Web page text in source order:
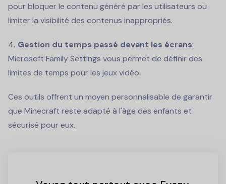
pour bloquer le contenu généré par les utilisateurs ou
limiter la visibilité des contenus inappropriés.
Gestion du temps passé devant les écrans:
Microsoft Family Settings vous permet de définir des
limites de temps pour les jeux vidéo.
Ces outils offrent un moyen personnalisable de garantir
que Minecraft reste adapté à l'âge des enfants et
sécurisé pour eux.